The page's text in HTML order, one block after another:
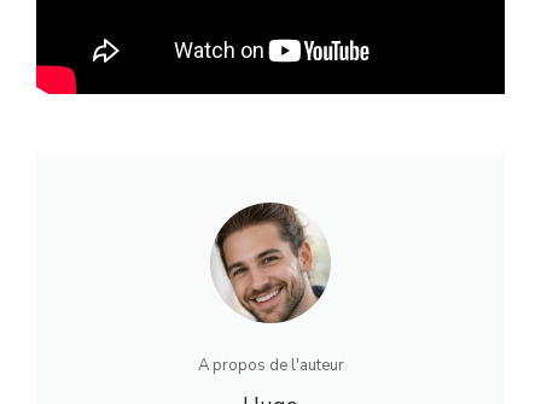
A propos de l'auteur